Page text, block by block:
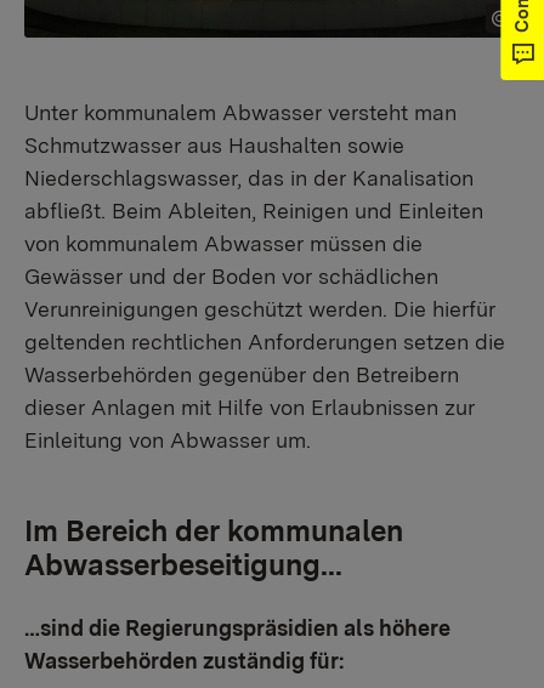
Unter kommunalem Abwasser versteht man
Schmutzwasser aus Haushalten sowie
Niederschlagswasser, das in der Kanalisation
abfließt. Beim Ableiten, Reinigen und Einleiten
von kommunalem Abwasser müssen die
Gewässer und der Boden vor schädlichen
Verunreinigungen geschützt werden. Die hierfür
geltenden rechtlichen Anforderungen setzen die
Wasserbehörden gegenüber den Betreibern
dieser Anlagen mit Hilfe von Erlaubnissen zur
Einleitung von Abwasser um.
Im Bereich der kommunalen
Abwasserbeseitigung...
…sind die Regierungspräsidien als höhere
Wasserbehörden zuständig für: